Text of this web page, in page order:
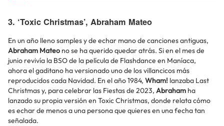
3. ‘Toxic Christmas’, Abraham Mateo
En un año lleno samples y de echar mano de canciones antiguas,
Abraham Mateo no se ha querido quedar atrás. Si en el mes de
junio revivía la BSO de la película de Flashdance en Maníaca,
ahora el gaditano ha versionado uno de los villancicos más
reproducidos cada Navidad. En el año 1984, Wham! lanzaba Last
Christmas y, para celebrar las Fiestas de 2023, Abraham ha
lanzado su propia versión en Toxic Christmas, donde relata cómo
es echar de menos a una persona que quieres en una fecha tan
señalada.